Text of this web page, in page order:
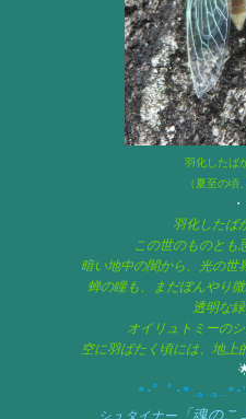
羽化したば
（夏至の頃
羽化したば
この世のものとも
暗い地中の闇から、光の世
蝉の瞳も、まだぼんやり
透明な緑
オイリュトミーの
空に羽ばたく頃には、地上
*･゜ﾟ･*:.｡..｡.:*
「魂の